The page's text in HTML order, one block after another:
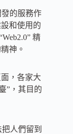
的服務作
和使用的
精
神。
，各家大
”，其目的
人們留到